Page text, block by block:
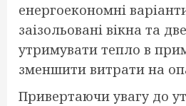
енергоекономні
заізольовані вікна та
утримувати тепло в
зменшити витрати на
Привертаючи увагу до